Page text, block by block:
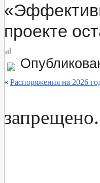
проекте
« Распоряжения на 2026
запрещено.